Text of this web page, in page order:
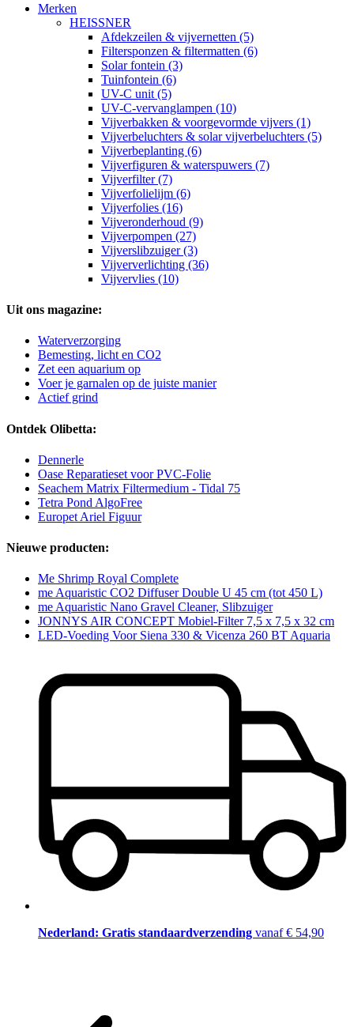
Merken
HEISSNER
Afdekzeilen & vijvernetten (5)
Filtersponzen & filtermatten (6)
Solar fontein (3)
Tuinfontein (6)
UV-C unit (5)
UV-C-vervanglampen (10)
Vijverbakken & voorgevormde vijvers (1)
Vijverbeluchters & solar vijverbeluchters (5)
Vijverbeplanting (6)
Vijverfiguren & waterspuwers (7)
Vijverfilter (7)
Vijverfolielijm (6)
Vijverfolies (16)
Vijveronderhoud (9)
Vijverpompen (27)
Vijverslibzuiger (3)
Vijververlichting (36)
Vijvervlies (10)
Uit ons magazine:
Waterverzorging
Bemesting, licht en CO2
Zet een aquarium op
Voer je garnalen op de juiste manier
Actief grind
Ontdek Olibetta:
Dennerle
Oase Reparatieset voor PVC-Folie
Seachem Matrix Filtermedium - Tidal 75
Tetra Pond AlgoFree
Europet Ariel Figuur
Nieuwe producten:
Me Shrimp Royal Complete
me Aquaristic CO2 Diffuser Double U 45 cm (tot 450 L)
me Aquaristic Nano Gravel Cleaner, Slibzuiger
JONNYS AIR CONCEPT Mobiel-Filter 7,5 x 7,5 x 32 cm
LED-Voeding Voor Siena 330 & Vicenza 260 BT Aquaria
Nederland: Gratis standaardverzending vanaf € 54,90